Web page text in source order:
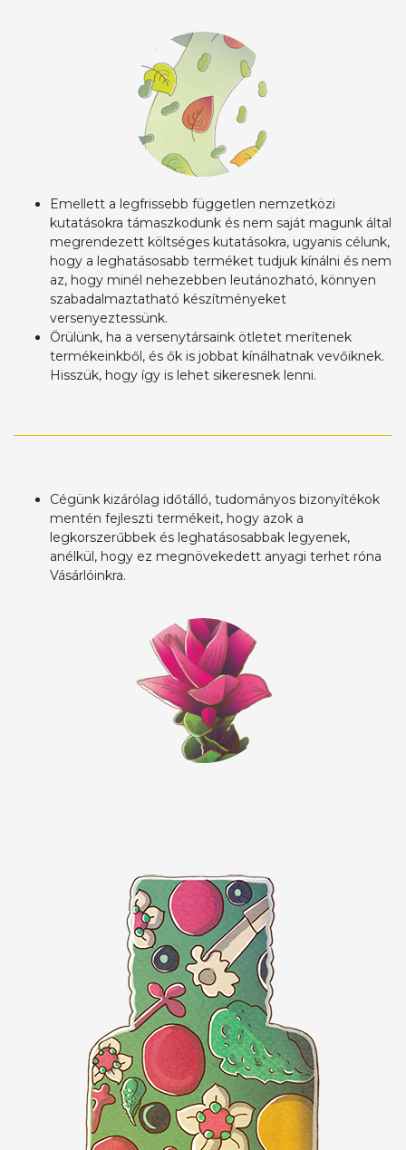
Emellett a legfrissebb független nemzetközi
kutatásokra támaszkodunk és nem saját magunk által
megrendezett költséges kutatásokra, ugyanis célunk,
hogy a leghatásosabb terméket tudjuk kínálni és nem
az, hogy minél nehezebben leutánozható, könnyen
szabadalmaztatható készítményeket
versenyeztessünk.
Örülünk, ha a versenytársaink ötletet merítenek
termékeinkből, és ők is jobbat kínálhatnak vevőiknek.
Hisszük, hogy így is lehet sikeresnek lenni.
Cégünk kizárólag időtálló, tudományos bizonyítékok
mentén fejleszti termékeit, hogy azok a
legkorszerűbbek és leghatásosabbak legyenek,
anélkül, hogy ez megnövekedett anyagi terhet róna
Vásárlóinkra.